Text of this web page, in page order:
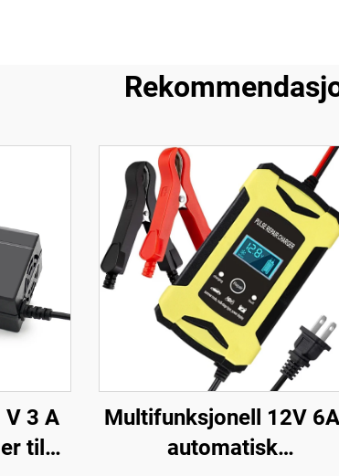
3 A
til
Multifunksjonell 12V 6A
automatisk